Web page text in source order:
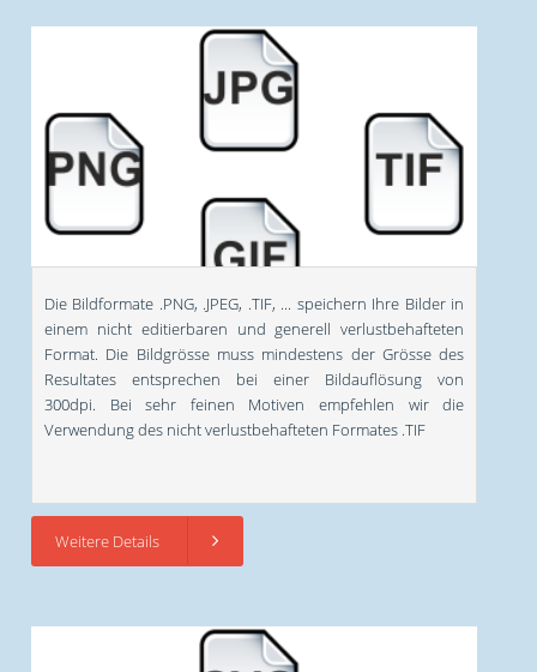
Die Bildformate .PNG, .JPEG, .TIF, ... speichern Ihre Bilder in
einem nicht editierbaren und generell verlustbehafteten
Format. Die Bildgrösse muss mindestens der Grösse des
Resultates entsprechen bei einer Bildauflösung von
300dpi. Bei sehr feinen Motiven empfehlen wir die
Verwendung des nicht verlustbehafteten Formates .TIF
Weitere Details